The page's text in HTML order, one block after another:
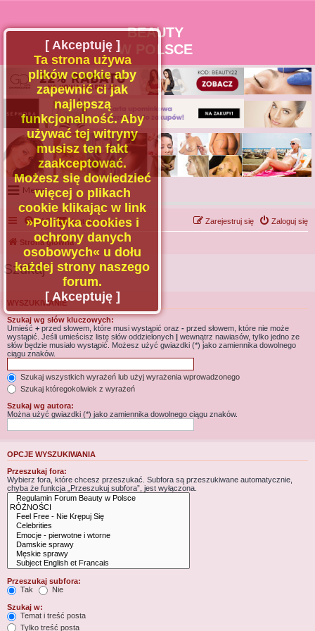
BEAUTY
W POLSCE
Menu
Portal
Facebook
Regulamin
Zapytaj administratora
Kontakt
FAQ Kontakt z nami Zaloguj się
Zarejestruj się
Strona główna
Szukaj
WYSZUKIWANIE
Szukaj wg słów kluczowych:
Umieść + przed słowem, które musi wystąpić oraz - przed słowem, które nie może
wystąpić. Jeśli umieścisz listę słów oddzielonych | wewnątrz nawiasów, tylko jedno ze
słów będzie musiało wystąpić. Możesz użyć gwiazdki (*) jako zamiennika dowolnego
ciągu znaków.
Szukaj wszystkich wyrażeń lub użyj wyrażenia wprowadzonego
Szukaj któregokolwiek z wyrażeń
Szukaj wg autora:
Można użyć gwiazdki (*) jako zamiennika dowolnego ciągu znaków.
OPCJE WYSZUKIWANIA
Przeszukaj fora:
Wybierz fora, które chcesz przeszukać. Subfora są przeszukiwane automatycznie,
chyba że funkcja „Przeszukuj subfora”, jest wyłączona.
Przeszukaj subfora:
Tak
Nie
Szukaj w:
Temat i treść posta
Tylko treść posta
[ Akceptuję ]
Ta strona używa
plików cookie aby
zapewnić ci jak
najlepszą
funkcjonalność. Aby
używać tej witryny
musisz ten fakt
zaakceptować.
Możesz się dowiedzieć
więcej o plikach
cookie klikając w link
»Polityka cookies i
ochrony danych
osobowych« u dołu
każdej strony naszego
forum.
[ Akceptuję ]